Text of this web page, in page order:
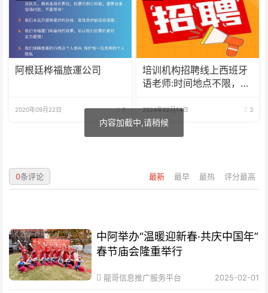
阿根廷桦福旅運公司
2020年09月22日 7
培训机构招聘线上西班牙
语老师:时间地点不限，可
2024年02月14日 3
最新 最早 最热 评分最高
0条评论
中阿举办“温暖迎新春·共庆中国年”
春节庙会隆重举行
龍哥信息推广服务平台 2025-02-01